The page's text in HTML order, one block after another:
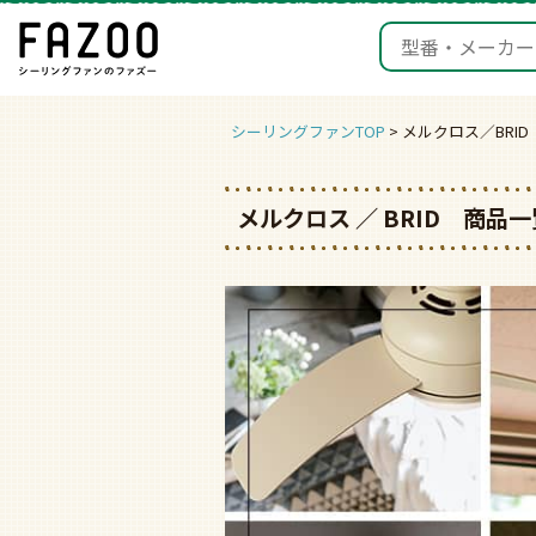
シーリングファンTOP メルクロス／BRID
メルクロス ／ BRID 商品一